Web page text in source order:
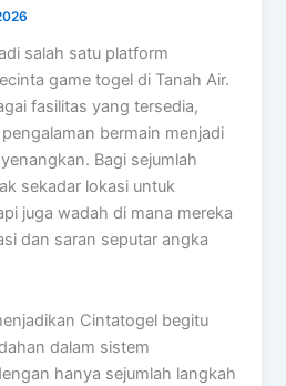
salah satu platform
game togel di Tanah Air.
fasilitas yang tersedia,
bermain menjadi
Bagi sejumlah
sekadar lokasi untuk
juga wadah di mana mereka
dan saran seputar angka
Cintatogel begitu
dalam sistem
hanya sejumlah langkah